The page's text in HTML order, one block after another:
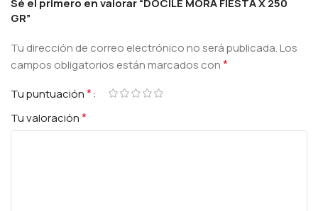
Sé el primero en valorar “DOCILE MORA FIESTA X 250
GR”
Tu dirección de correo electrónico no será publicada.Los
campos obligatorios están marcados con*
Tu puntuación*
Tu valoración*